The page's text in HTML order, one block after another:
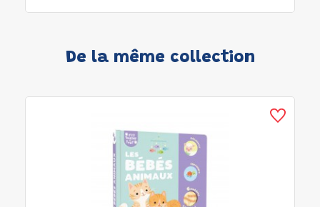
De la même collection